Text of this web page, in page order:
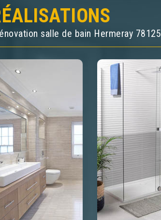
salle de bain Hermeray 78125